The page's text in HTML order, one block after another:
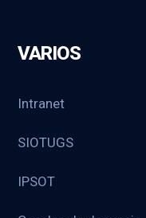
VARIOS
Intranet
SIOTUGS
IPSOT